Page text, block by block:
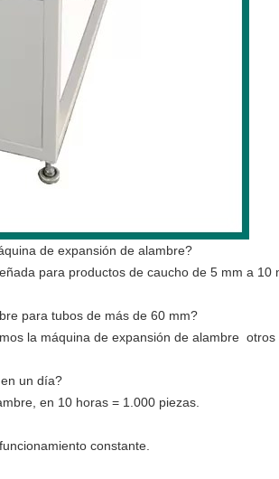
de expansión de alambre?
para productos de caucho de 5 mm a 10
para tubos de más de 60 mm?
la máquina de expansión de alambre 
un día?
en 10 horas = 1.000 piezas.
constante.